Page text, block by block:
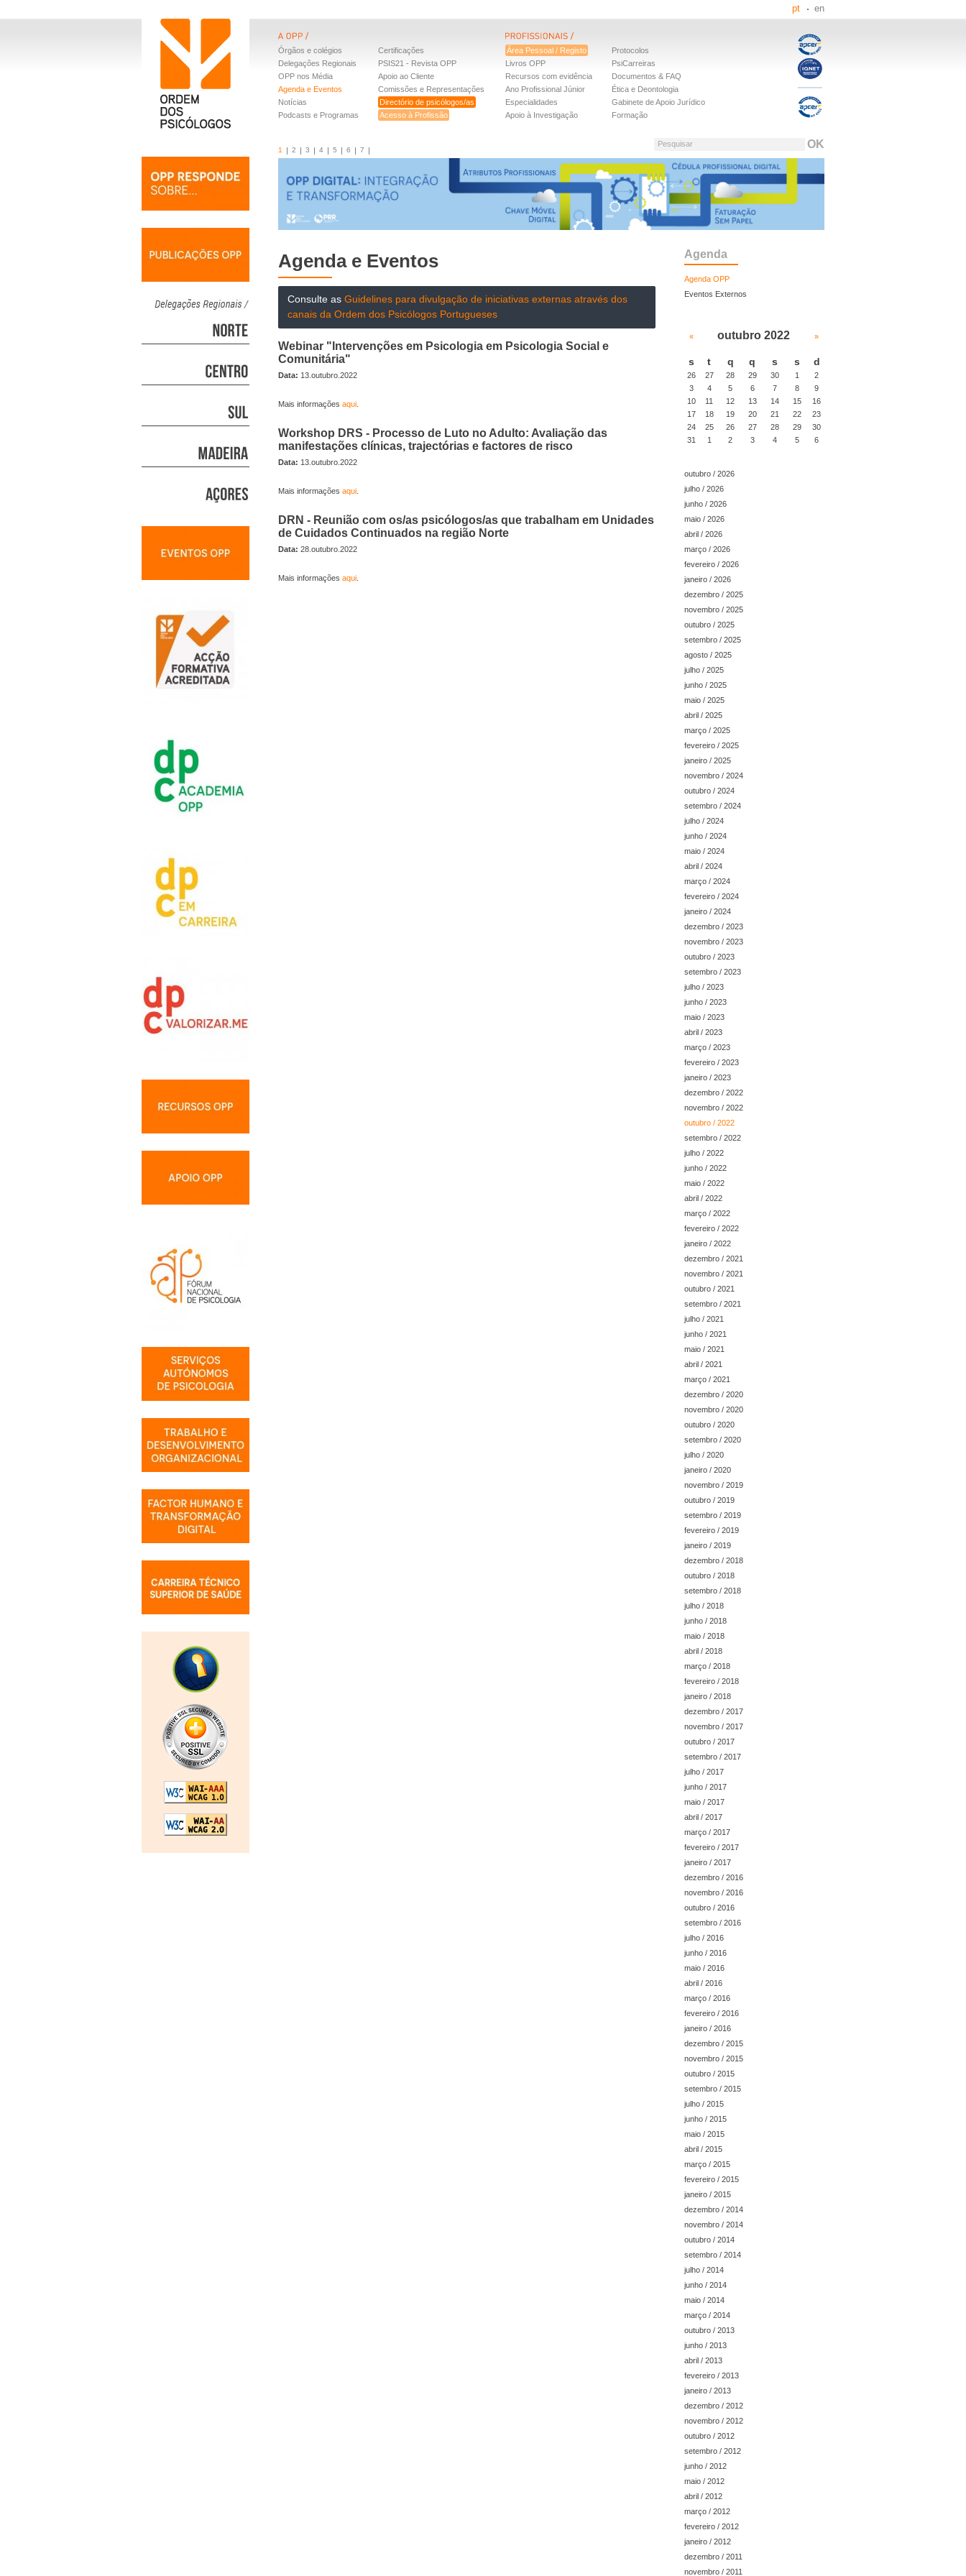
pt en
Órgãos e colégios
Delegações Regionais
OPP nos Média
Agenda e Eventos
Notícias
Podcasts e Programas
Certificações
PSIS21 - Revista OPP
Apoio ao Cliente
Comissões e Representações
Directório de psicólogos/as
Acesso à Profissão
Área Pessoal / Registo
Livros OPP
Recursos com evidência
Ano Profissional Júnior
Especialidades
Apoio à Investigação
Protocolos
PsiCarreiras
Documentos & FAQ
Ética e Deontologia
Gabinete de Apoio Jurídico
Formação
Pesquisar
1 2 3 4 5 6 7
Agenda e Eventos
Consulte as Guidelines para divulgação de iniciativas externas através dos
canais da Ordem dos Psicólogos Portugueses
Webinar "Intervenções em Psicologia em Psicologia Social e
Comunitária"
Data: 13.outubro.2022
Mais informações aqui
Workshop DRS - Processo de Luto no Adulto: Avaliação das
manifestações clínicas, trajectórias e factores de risco
Data: 13.outubro.2022
Mais informações aqui
DRN - Reunião com os/as psicólogos/as que trabalham em Unidades
de Cuidados Continuados na região Norte
Data: 28.outubro.2022
Mais informações aqui
Agenda
Agenda OPP
Eventos Externos
« outubro 2022 »
s t q q s s d
26 27 28 29 30 1
2
3
4 5 6 7 8
9
10
11 12 13 14 15
16
17
18 19 20 21 22
23
24
25 26 27 28 29
30
31
1 2 3 4 5 6
outubro / 2026
julho / 2026
junho / 2026
maio / 2026
abril / 2026
março / 2026
fevereiro / 2026
janeiro / 2026
dezembro / 2025
novembro / 2025
outubro / 2025
setembro / 2025
agosto / 2025
julho / 2025
junho / 2025
maio / 2025
abril / 2025
março / 2025
fevereiro / 2025
janeiro / 2025
novembro / 2024
outubro / 2024
setembro / 2024
julho / 2024
junho / 2024
maio / 2024
abril / 2024
março / 2024
fevereiro / 2024
janeiro / 2024
dezembro / 2023
novembro / 2023
outubro / 2023
setembro / 2023
julho / 2023
junho / 2023
maio / 2023
abril / 2023
março / 2023
fevereiro / 2023
janeiro / 2023
dezembro / 2022
novembro / 2022
outubro / 2022
setembro / 2022
julho / 2022
junho / 2022
maio / 2022
abril / 2022
março / 2022
fevereiro / 2022
janeiro / 2022
dezembro / 2021
novembro / 2021
outubro / 2021
setembro / 2021
julho / 2021
junho / 2021
maio / 2021
abril / 2021
março / 2021
dezembro / 2020
novembro / 2020
outubro / 2020
setembro / 2020
julho / 2020
janeiro / 2020
novembro / 2019
outubro / 2019
setembro / 2019
fevereiro / 2019
janeiro / 2019
dezembro / 2018
outubro / 2018
setembro / 2018
julho / 2018
junho / 2018
maio / 2018
abril / 2018
março / 2018
fevereiro / 2018
janeiro / 2018
dezembro / 2017
novembro / 2017
outubro / 2017
setembro / 2017
julho / 2017
junho / 2017
maio / 2017
abril / 2017
março / 2017
fevereiro / 2017
janeiro / 2017
dezembro / 2016
novembro / 2016
outubro / 2016
setembro / 2016
julho / 2016
junho / 2016
maio / 2016
abril / 2016
março / 2016
fevereiro / 2016
janeiro / 2016
dezembro / 2015
novembro / 2015
outubro / 2015
setembro / 2015
julho / 2015
junho / 2015
maio / 2015
abril / 2015
março / 2015
fevereiro / 2015
janeiro / 2015
dezembro / 2014
novembro / 2014
outubro / 2014
setembro / 2014
julho / 2014
junho / 2014
maio / 2014
março / 2014
outubro / 2013
junho / 2013
abril / 2013
fevereiro / 2013
janeiro / 2013
dezembro / 2012
novembro / 2012
outubro / 2012
setembro / 2012
junho / 2012
maio / 2012
abril / 2012
março / 2012
fevereiro / 2012
janeiro / 2012
dezembro / 2011
novembro / 2011